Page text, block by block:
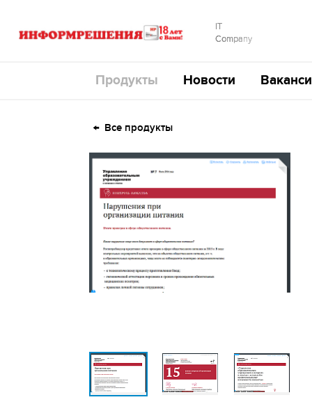
IT
Company
Продукты Новости
Все продукты